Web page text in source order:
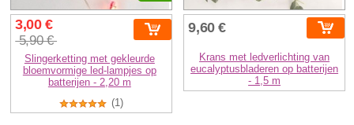
3,00 €
5,90 €
Slingerketting met gekleurde
bloemvormige led-lampjes op
batterijen - 2,20 m
(1)
9,60 €
Krans met ledverlichting van
eucalyptusbladeren op batterijen
- 1,5 m